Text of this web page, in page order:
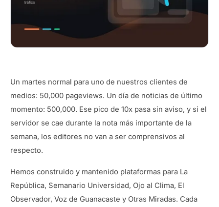
Un martes normal para uno de nuestros clientes de
medios: 50,000 pageviews. Un día de noticias de último
momento: 500,000. Ese pico de 10x pasa sin aviso, y si el
servidor se cae durante la nota más importante de la
semana, los editores no van a ser comprensivos al
respecto.
Hemos construido y mantenido plataformas para La
República, Semanario Universidad, Ojo al Clima, El
Observador, Voz de Guanacaste y Otras Miradas. Cada